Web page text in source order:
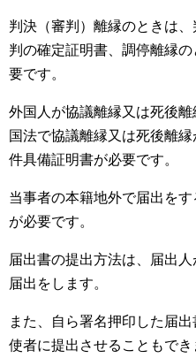
判決（審判）離縁のときは
判の確定証明書、調停離縁
要です。
外国人が協議離縁又は死後
国法で協議離縁又は死後離
件具備証明書が必要です。
当事者の本籍地外で届出を
が必要です。
届出書の提出方法は、届出
届出をします。
また、自ら署名押印した届
使者に提出させることもでき